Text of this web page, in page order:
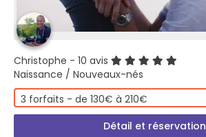
Christophe - 10 avis
Naissance / Nouveaux-nés
3 forfaits - de 130€ à 210€
Détail et réservation